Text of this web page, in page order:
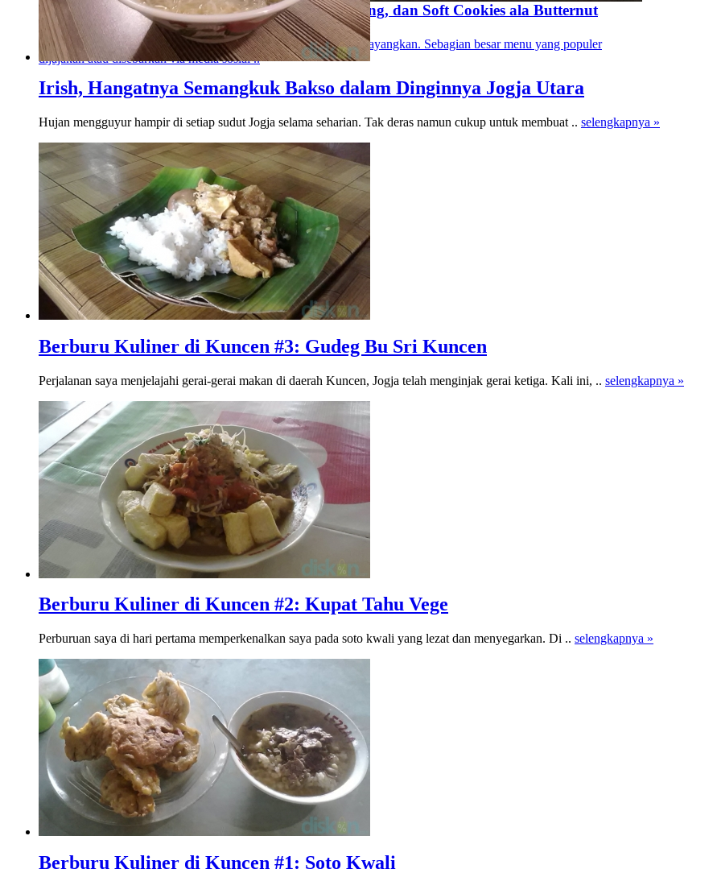
Menikmati Cita Rasa Klasik Roti Sisir, Bolen Pisang, dan Soft Cookies ala Butternut
Baked
Perkembangan dan inovasi rasa makanan memang sudah tak terbayangkan. Sebagian besar menu yang populer
dijajakan atau disebarkan via media sosial ..
Irish, Hangatnya Semangkuk Bakso dalam Dinginnya Jogja Utara
Hujan mengguyur hampir di setiap sudut Jogja selama seharian. Tak deras namun cukup untuk membuat .. selengkapnya »
Berburu Kuliner di Kuncen #3: Gudeg Bu Sri Kuncen
Perjalanan saya menjelajahi gerai-gerai makan di daerah Kuncen, Jogja telah menginjak gerai ketiga. Kali ini, .. selengkapnya »
Berburu Kuliner di Kuncen #2: Kupat Tahu Vege
Perburuan saya di hari pertama memperkenalkan saya pada soto kwali yang lezat dan menyegarkan. Di .. selengkapnya »
Berburu Kuliner di Kuncen #1: Soto Kwali